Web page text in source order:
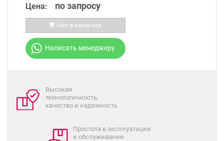
Цена: по запросу
Нет в наличии
Написать менеджеру
Высокая
технологичность,
качество и надежность
Простота в эксплуатации
и обслуживании